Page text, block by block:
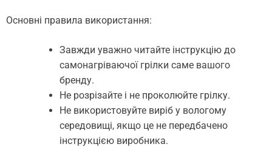
Основні правила використання:
Завжди уважно читайте інструкцію до
самонагріваючої грілки саме вашого
бренду.
Не розрізайте і не проколюйте грілку.
Не використовуйте виріб у вологому
середовищі, якщо це не передбачено
інструкцією виробника.